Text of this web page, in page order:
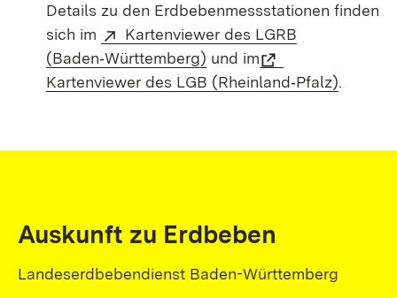
Details zu den Erdbebenmessstationen finden
sich im
Kartenviewer des LGRB
(Baden‑Württemberg) und im
Kartenviewer des LGB (Rheinland‑Pfalz).
Auskunft zu Erdbeben
Landeserdbebendienst Baden-Württemberg